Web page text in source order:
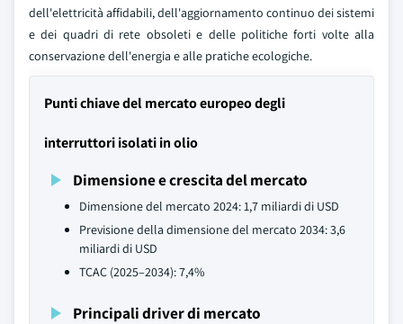
dell'elettricità affidabili, dell'aggiornamento continuo dei sistemi
e dei quadri di rete obsoleti e delle politiche forti volte alla
conservazione dell'energia e alle pratiche ecologiche.
Punti chiave del mercato europeo degli
interruttori isolati in olio
Dimensione e crescita del mercato
Dimensione del mercato 2024: 1,7 miliardi di USD
Previsione della dimensione del mercato 2034: 3,6
miliardi di USD
TCAC (2025–2034): 7,4%
Principali driver di mercato